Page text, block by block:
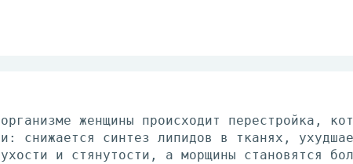
женщины происходит перестройка,
снижается синтез липидов в тканях,
и стянутости, а морщины становятся